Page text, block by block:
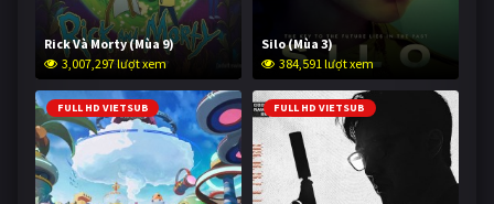
Rick Và Morty (Mùa 9)
3,007,297 lượt xem
Silo (Mùa 3)
384,591 lượt xem
FULL HD VIETSUB FULL HD VIETSUB